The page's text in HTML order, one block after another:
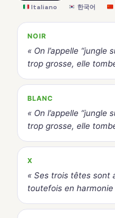
Italiano
한국어
NOIR
« On l’appelle
trop grosse, elle
BLANC
« On l’appelle
trop grosse, elle
X
« Ses trois têtes sont
toutefois en